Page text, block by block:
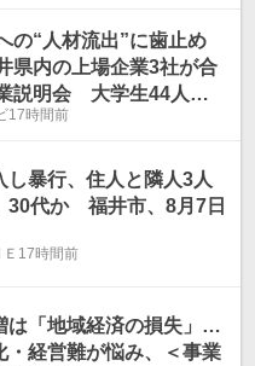
の“人材流出”に歯止め
内の上場企業3社が合
説明会 大学生44人が
者と意見交換
17時間前
し暴行、住人と隣人3人
代か 福井市、8月7日
17時間前
は「地域経済の損失」…
・経営難が悩み、＜事業